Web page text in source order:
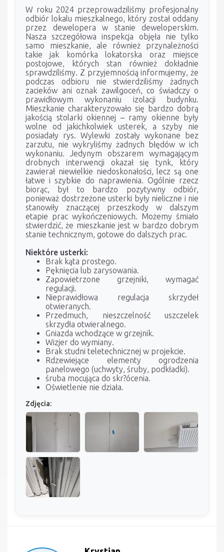
W roku 2024 przeprowadziliśmy profesjonalny
odbiór lokalu mieszkalnego, który został oddany
przez dewelopera w stanie deweloperskim.
Nasza szczegółowa inspekcja objęła nie tylko
samo mieszkanie, ale również przynależności
takie jak komórka lokatorska oraz miejsce
postojowe, których stan również dokładnie
sprawdziliśmy. Z przyjemnością informujemy, że
podczas odbioru nie stwierdziliśmy żadnych
zacieków ani oznak zawilgoceń, co świadczy o
prawidłowym wykonaniu izolacji budynku.
Mieszkanie charakteryzowało się bardzo dobrą
jakością stolarki okiennej – ramy okienne były
wolne od jakichkolwiek usterek, a szyby nie
posiadały rys. Wylewki zostały wykonane bez
zarzutu, nie wykryliśmy żadnych błędów w ich
wykonaniu. Jedynym obszarem wymagającym
drobnych interwencji okazał się tynk, który
zawierał niewielkie niedoskonałości, lecz są one
łatwe i szybkie do naprawienia. Ogólnie rzecz
biorąc, był to bardzo pozytywny odbiór,
ponieważ dostrzeżone usterki były nieliczne i nie
stanowiły znaczącej przeszkody w dalszym
etapie prac wykończeniowych. Możemy śmiało
stwierdzić, że mieszkanie jest w bardzo dobrym
stanie technicznym, gotowe do dalszych prac.
Niektóre usterki:
Brak kąta prostego.
Pęknięcia lub zarysowania.
Zapowietrzone grzejniki, wymagać
regulacji.
Nieprawidłowa regulacja skrzydeł
otwieranych.
Przedmuch, nieszczelność uszczelek
skrzydła otwieralnego.
Gniazda wchodzące w grzejnik.
Wizjer do wymiany.
Brak studni teletechnicznej w projekcie.
Rdzewiejące elementy ogrodzenia
panelowego (uchwyty, śruby, podkładki).
śruba mocująca do skr?ócenia.
Oświetlenie nie działa.
Zdjęcia: